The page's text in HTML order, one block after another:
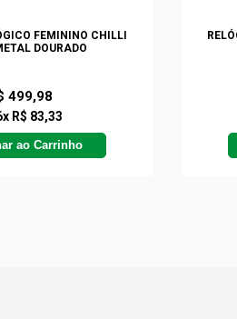
FEMININO CHILLI
DOURADO
499,98
R$ 83,33
ao Carrinho